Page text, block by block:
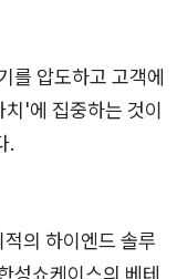
를 압도하고 고객에
'에 집중하는 것이
.
의 하이엔드 솔루